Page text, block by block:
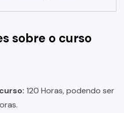
sobre o curso
120 Horas, podendo ser